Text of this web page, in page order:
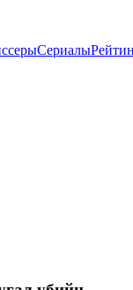
Сериалы